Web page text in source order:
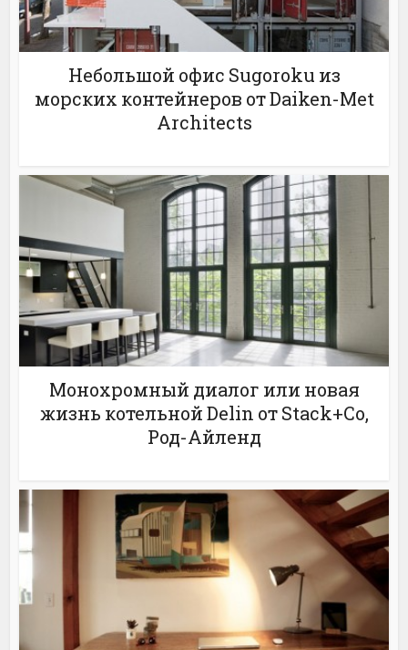
Небольшой офис Sugoroku из
морских контейнеров от Daiken-Met
Architects
Монохромный диалог или новая
жизнь котельной Delin от Stack+Co,
Род-Айленд